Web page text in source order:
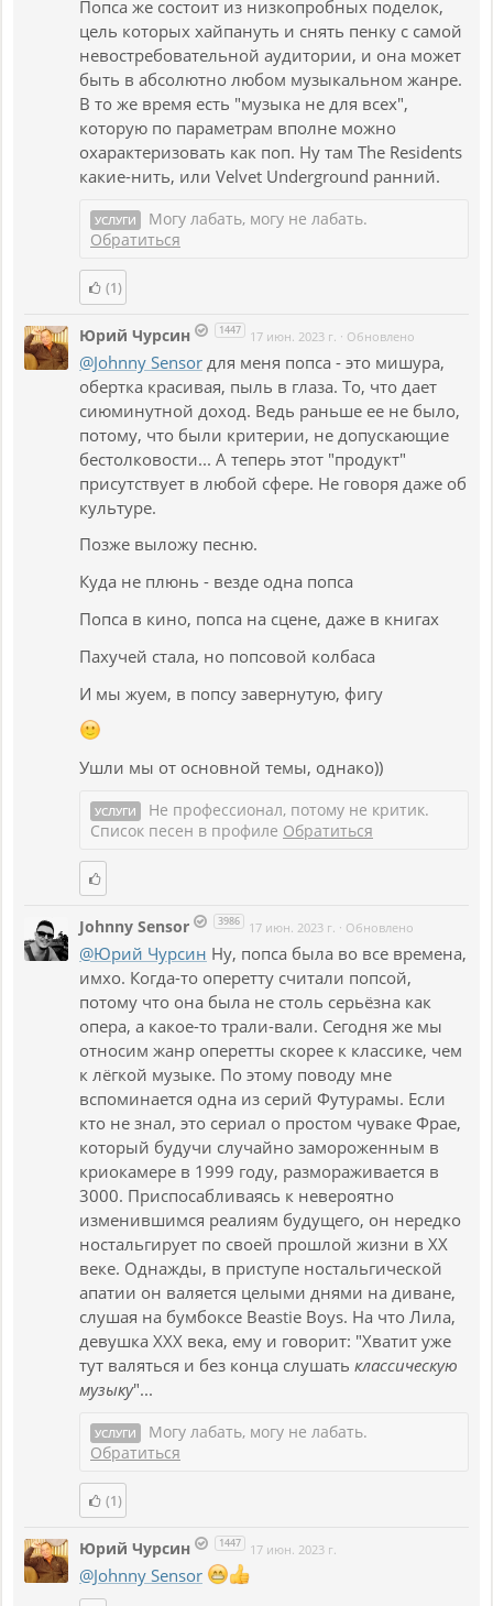
Попса же состоит из низкопробных поделок,
цель которых хайпануть и снять пенку с самой
невостребовательной аудитории, и она может
быть в абсолютно любом музыкальном жанре.
В то же время есть "музыка не для всех",
которую по параметрам вполне можно
охарактеризовать как поп. Ну там The Residents
какие-нить, или Velvet Underground ранний.
УСЛУГИ
Могу лабать, могу не лабать.
Обратиться
(1)
Юрий Чурсин 1447 17 июн. 2023 г. · Обновлено
@Johnny Sensor для меня попса - это мишура,
обертка красивая, пыль в глаза. То, что дает
сиюминутной доход. Ведь раньше ее не было,
потому, что были критерии, не допускающие
бестолковости... А теперь этот "продукт"
присутствует в любой сфере. Не говоря даже об
культуре.
Позже выложу песню.
Куда не плюнь - везде одна попса
Попса в кино, попса на сцене, даже в книгах
Пахучей стала, но попсовой колбаса
И мы жуем, в попсу завернутую, фигу
Ушли мы от основной темы, однако))
УСЛУГИ
Не профессионал, потому не критик.
Список песен в профиле Обратиться
Johnny Sensor 3986 17 июн. 2023 г. · Обновлено
@Юрий Чурсин Ну, попса была во все времена,
имхо. Когда-то оперетту считали попсой,
потому что она была не столь серьёзна как
опера, а какое-то трали-вали. Сегодня же мы
относим жанр оперетты скорее к классике, чем
к лёгкой музыке. По этому поводу мне
вспоминается одна из серий Футурамы. Если
кто не знал, это сериал о простом чуваке Фрае,
который будучи случайно замороженным в
криокамере в 1999 году, размораживается в
3000. Приспосабливаясь к невероятно
изменившимся реалиям будущего, он нередко
ностальгирует по своей прошлой жизни в ХХ
веке. Однажды, в приступе ностальгической
апатии он валяется целыми днями на диване,
слушая на бумбоксе Beastie Boys. На что Лила,
девушка XXX века, ему и говорит: "Хватит уже
тут валяться и без конца слушать классическую
музыку"...
УСЛУГИ
Могу лабать, могу не лабать.
Обратиться
(1)
Юрий Чурсин 1447 17 июн. 2023 г.
@Johnny Sensor